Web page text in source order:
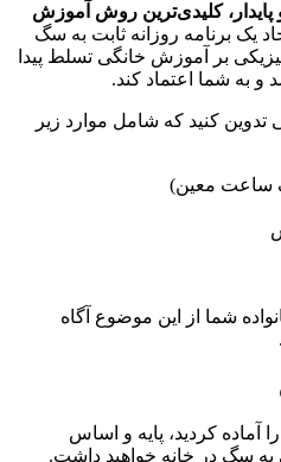
کلیدی‌ترین روش آموزش
یک برنامه روزانه ثابت به سگ
بر آموزش خانگی تسلط پیدا
به شما اعتماد کند.
تدوین کنید که شامل موارد زیر
ساعت معین)
شما از این موضوع آگاه
آماده کردید، پایه و اساس
سگ در خانه خواهید داشت.